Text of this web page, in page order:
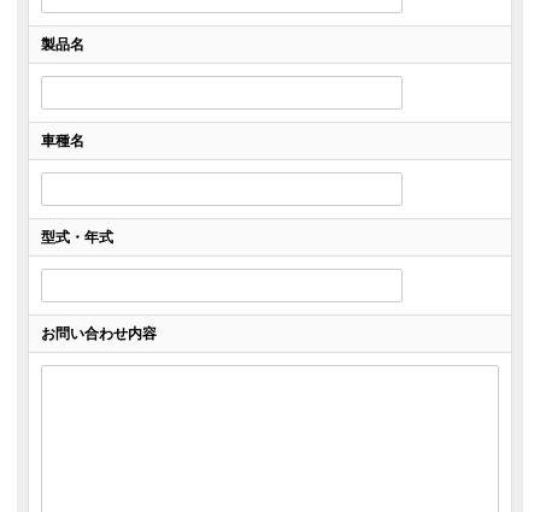
製品名
車種名
型式・年式
お問い合わせ内容